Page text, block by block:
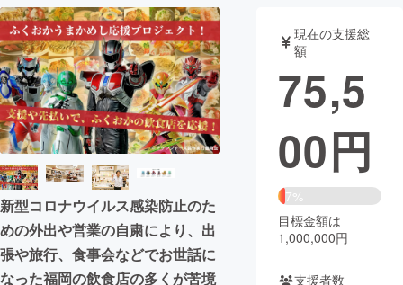
アート・写真 音楽
テクノロジー・ガジェット ゲーム・
映像・映画
ビジネス・起業 チャレンジ
まちづくり・地域活性化
CAMPFIRE for Social Good
CAMPFIRE Creation
新型コロナウイルス感染防止のた
めの外出や営業の自粛により、出
張や旅行、食事会などでお世話に
なった福岡の飲食店の多くが苦境
現在の支援総
額
75,5
00円
7%
目標金額は
1,000,000円
支援者数